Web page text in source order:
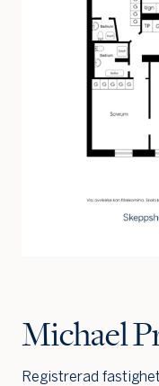
Michael
Registrerad